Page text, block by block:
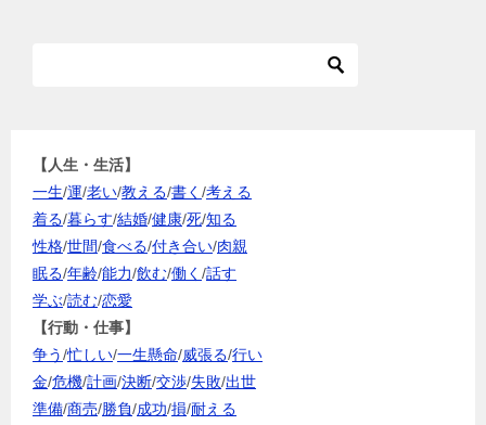
【人生・生活】
一生/運/老い/教える/書く /考える
着る/暮らす/結婚/健康/死/知る
性格/世間/食べる/付き合い/肉親
眠る/年齢/能力/飲む/働く /話す
学ぶ/読む/恋愛
【行動・仕事】
争う/忙しい/一生懸命/威張る/行い
金/危機/計画/決断/交渉/失敗/出世
準備/商売/勝負/成功/損/耐える